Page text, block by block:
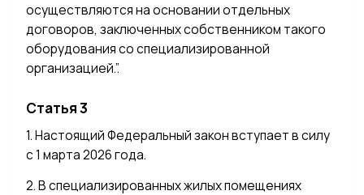
осуществляются на основании отдельных
договоров, заключенных собственником такого
оборудования со специализированной
организацией.”.
Статья 3
1. Настоящий Федеральный закон вступает в силу
с 1 марта 2026 года.
2. В специализированных жилых помещениях